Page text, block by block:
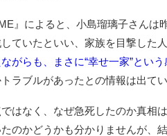
』によると、小島瑠璃子さんは
ていたといい、家族を目撃した
がらも、まさに“幸せ一家”という
ラブルがあったとの情報は出てい
はなく、なぜ急死したのか真相
のかどうかも分かりませんが、